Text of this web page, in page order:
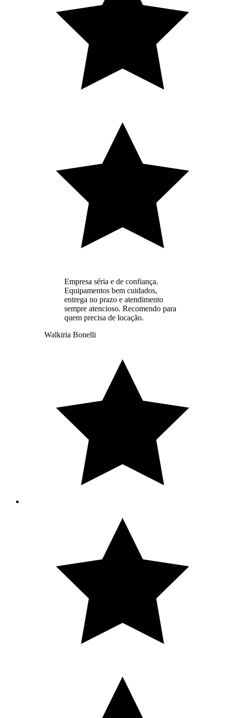
Empresa séria e de confiança.
Equipamentos bem cuidados,
entrega no prazo e atendimento
sempre atencioso. Recomendo para
quem precisa de locação.
Walkiria Bonelli